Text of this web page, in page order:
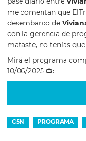
pase diario entre
me comentan que
desembarco de
con la gerencia de
mataste, no tenías que
Mirá el programa
10/06/2025 📺:
C5N PROGRAMA